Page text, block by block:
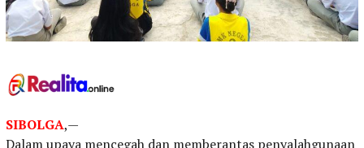
SIBOLGA,—
Dalam upaya mencegah dan memberantas penyalahgunaan